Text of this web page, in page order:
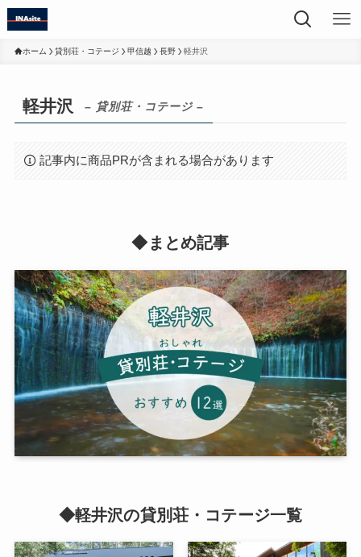
ホーム 貸別荘・コテージ 甲信越 長野 軽井沢
軽井沢 – 貸別荘・コテージ –
記事内に商品PRが含まれる場合があります
◆まとめ記事
◆軽井沢の貸別荘・コテージ一覧